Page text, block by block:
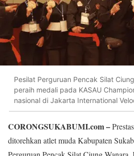
Pesilat Perguruan Pencak Silat
peraih medali pada KASAU
nasional di Jakarta International
CORONGSUKABUMI.com –
ditorehkan atlet muda Kabupaten